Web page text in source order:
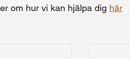
om hur vi kan hjälpa dig här